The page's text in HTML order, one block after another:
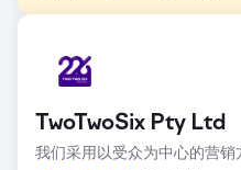
一家人力资源技术领域的
站，但却未能吸引潜在客户
我们制定了有针对性的内容策
TwoTwoSix Pty Ltd
我们采用以受众为中心的营销